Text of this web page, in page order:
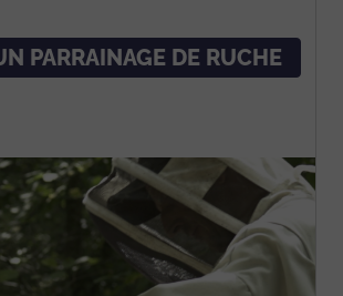
PARRAINAGE DE RUCHE